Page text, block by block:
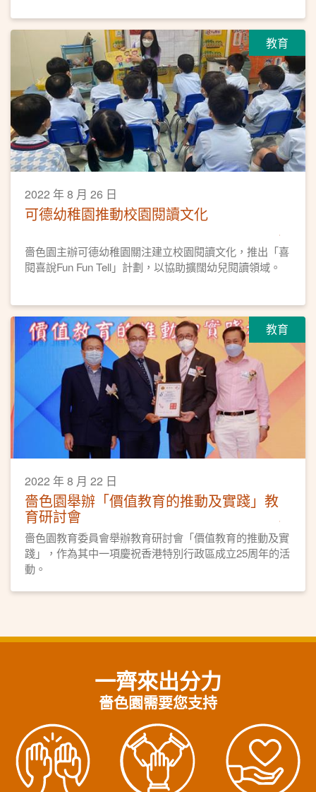
教育
2022 年 8 月 26 日
可德幼稚園推動校園閱讀文化
嗇色園主辦可德幼稚園關注建立校園閱讀文化，推出「喜
閱喜說Fun Fun Tell」計劃，以協助擴闊幼兒閱讀領域。
教育
2022 年 8 月 22 日
嗇色園舉辦「價值教育的推動及實踐」教
育研討會
嗇色園教育委員會舉辦教育研討會「價值教育的推動及實
踐」，作為其中一項慶祝香港特別行政區成立25周年的活
動。
一齊來出分力
嗇色園需要您支持